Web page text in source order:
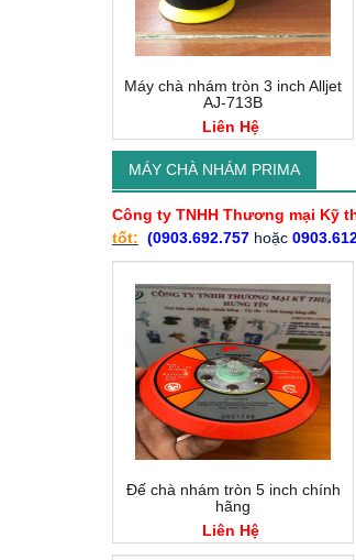
Máy chà nhám tròn 3 inch Alljet
AJ-713B
Liên Hệ
MÁY CHÀ NHÁM PRIMA
Công ty TNHH Thương mại Kỹ
tốt: (0903.692.757 hoặc
Đế chà nhám tròn 5 inch chính
hãng
Liên Hệ